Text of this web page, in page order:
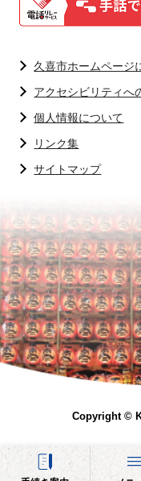
久喜市ホームページ
アクセシビリティへ
個人情報について
リンク集
サイトマップ
Copyright ©